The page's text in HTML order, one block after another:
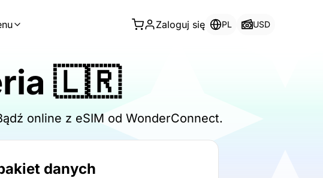
Zaloguj się PL USD
🇱🇷
online z eSIM od WonderConnect.
danych